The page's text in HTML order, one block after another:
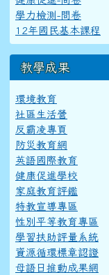
學力檢測-問卷
12年國民基本課程
教學成果
環境教育
社區生活營
反霸凌專頁
防災教育網
英語國際教育
健康促進學校
家庭教育評鑑
特教宣導專區
性別平等教育專區
學習扶助評量系統
資源循環標章認證
母語日推動成果網